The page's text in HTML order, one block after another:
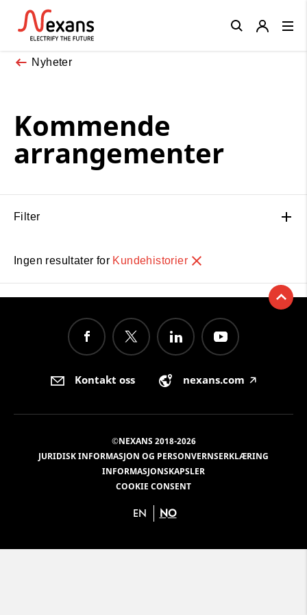
Nyheter
Kommende
arrangementer
Filter
Ingen resultater for Kundehistorier
Close
Kontakt oss nexans.com 🡥
©NEXANS 2018-2026
JURIDISK INFORMASJON OG PERSONVERNSERKLÆRING
INFORMASJONSKAPSLER
COOKIE CONSENT
EN NO